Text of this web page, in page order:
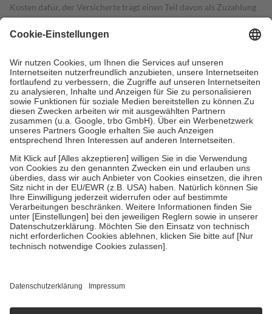
Kosten dafür, der Versicherte trägt einen Teil davon als Zuzahlung
mit.
Grundsätzlich leisten Mitglieder Zuzahlungen in Höhe von zehn
höchstens zehn Euro.
Es sind jedoch nie mehr als die tatsächlichen
Kosten der Leistung zu entrichten.
Diese Regeln gelten grundsätzlich auch für Online-Apotheken.
Bei Heilmitteln und häuslicher Krankenpflege beträgt die
Zuzahlung zehn Prozent der Kosten sowie zehn Euro je
Verordnung.
Um das Engagement der Versicherten für ihre eigene Gesundheit zu
stärken und die besondere Stellung der Familie zu unterstützen,
fallenkeine Zuzahlungenan bei:
• Kindern und Jugendlichen bis zum vollendeten 18. Lebensjahr
mit Ausnahme der Fahrkosten
• Untersuchungen zur Vorsorge und Früherkennung, die von der
GKV getragen werden
• empfohlenen Schutzimpfungen
• Harn- und Blutteststreifen
getroffen, um sicherzustellen, dass es sich um echte Bewertungen
https://help.etrusted.com/hc/de/articles/4419944605341